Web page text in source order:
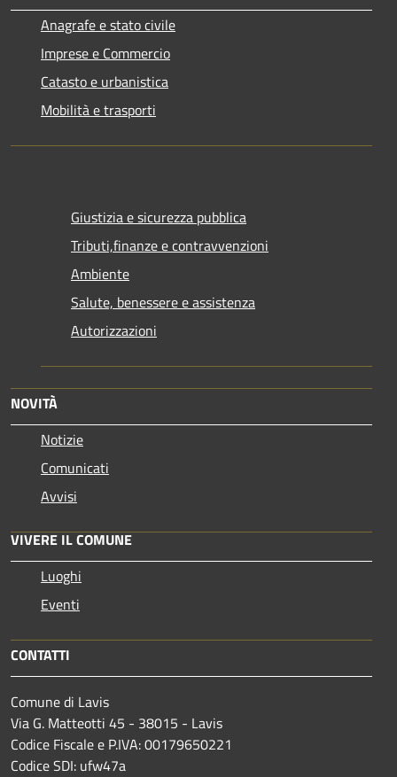
Anagrafe e stato civile
Imprese e Commercio
Catasto e urbanistica
Mobilità e trasporti
Giustizia e sicurezza pubblica
Tributi,finanze e contravvenzioni
Ambiente
Salute, benessere e assistenza
Autorizzazioni
NOVITÀ
Notizie
Comunicati
Avvisi
VIVERE IL COMUNE
Luoghi
Eventi
CONTATTI
Comune di Lavis
Via G. Matteotti 45 - 38015 - Lavis
Codice Fiscale e P.IVA: 00179650221
Codice SDI: ufw47a